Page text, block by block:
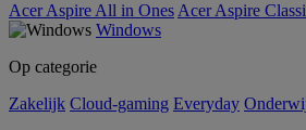
Acer Aspire All in Ones Acer Aspire
Windows
Op categorie
Zakelijk Cloud-gaming Everyday